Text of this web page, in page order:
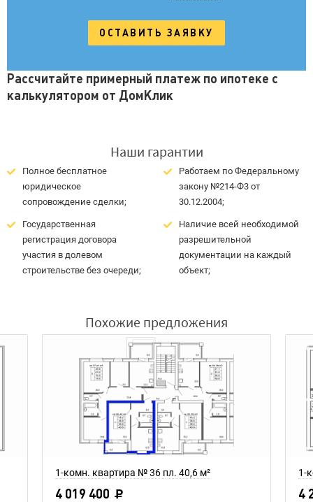
Рассчитайте примерный платеж по ипотеке с
калькулятором от ДомКлик
Наши гарантии
Полное бесплатное
юридическое
сопровождение сделки;
Государственная
регистрация договора
участия в долевом
строительстве без очереди;
Работаем по Федеральному
закону №214-Ф3 от
30.12.2004;
Наличие всей необходимой
разрешительной
документации на каждый
объект;
Похожие предложения
1-комн. квартира № 36 пл. 40,6 м²
4 019 400
1-
4